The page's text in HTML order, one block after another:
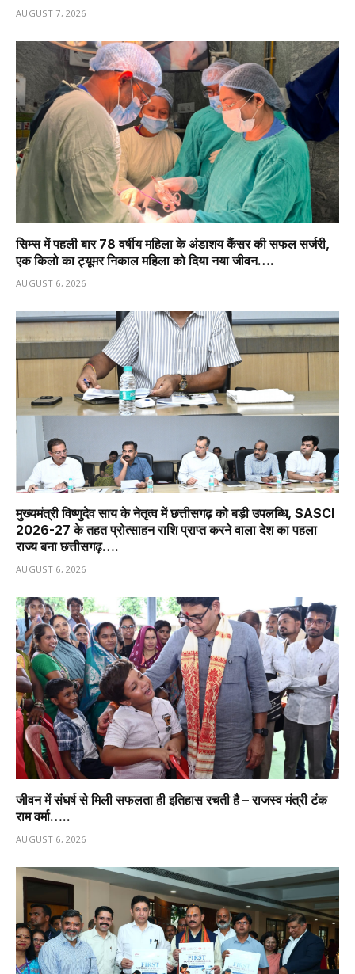
AUGUST 7, 2026
सिम्स में पहली बार 78 वर्षीय महिला के अंडाशय कैंसर की सफल सर्जरी,
एक किलो का ट्यूमर निकाल महिला को दिया नया जीवन….
AUGUST 6, 2026
मुख्यमंत्री विष्णुदेव साय के नेतृत्व में छत्तीसगढ़ को बड़ी उपलब्धि, SASCI
2026-27 के तहत प्रोत्साहन राशि प्राप्त करने वाला देश का पहला
राज्य बना छत्तीसगढ़….
AUGUST 6, 2026
जीवन में संघर्ष से मिली सफलता ही इतिहास रचती है – राजस्व मंत्री टंक
राम वर्मा…..
AUGUST 6, 2026